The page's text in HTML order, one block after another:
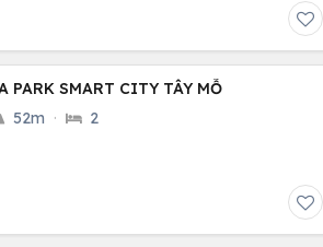
PARK SMART CITY TÂY MỖ
52m · 2